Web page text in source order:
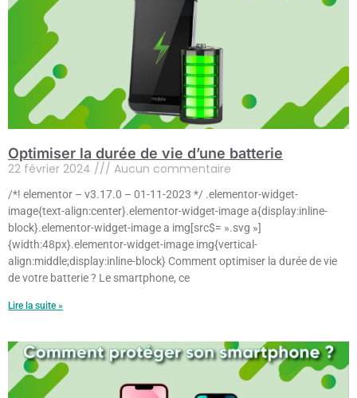
Optimiser la durée de vie d’une batterie
22 février 2024 Aucun commentaire
/*! elementor – v3.17.0 – 01-11-2023 */ .elementor-widget-
image{text-align:center}.elementor-widget-image a{display:inline-
block}.elementor-widget-image a img[src$= ».svg »]
{width:48px}.elementor-widget-image img{vertical-
align:middle;display:inline-block} Comment optimiser la durée de vie
de votre batterie ? Le smartphone, ce
Lire la suite »